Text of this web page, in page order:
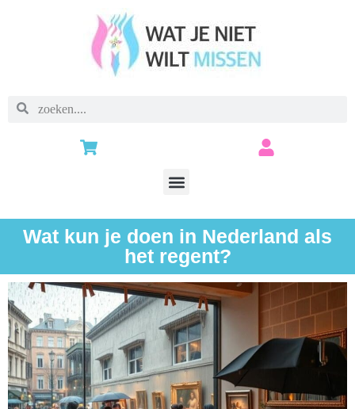
Wat kun je doen in Nederland als
het regent?